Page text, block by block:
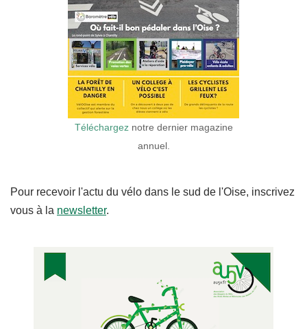
Téléchargeznotre dernier magazine
annuel.
Pour recevoir l'actu du vélo dans le sud de l'Oise, inscrivez
vous à la newsletter.